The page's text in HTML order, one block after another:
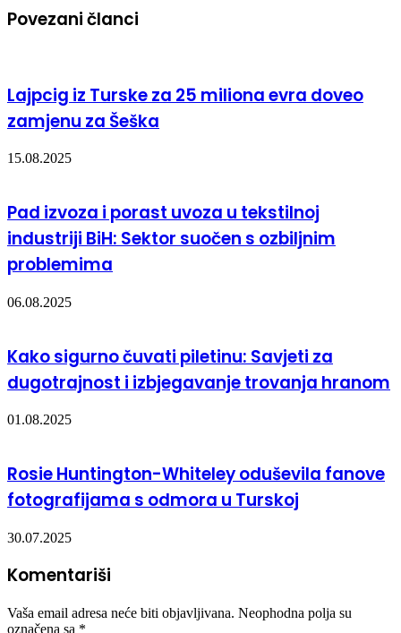
Povezani članci
Lajpcig iz Turske za 25 miliona evra doveo
zamjenu za Šeška
15.08.2025
Pad izvoza i porast uvoza u tekstilnoj
industriji BiH: Sektor suočen s ozbiljnim
problemima
06.08.2025
Kako sigurno čuvati piletinu: Savjeti za
dugotrajnost i izbjegavanje trovanja hranom
01.08.2025
Rosie Huntington-Whiteley oduševila fanove
fotografijama s odmora u Turskoj
30.07.2025
Komentariši
Vaša email adresa neće biti objavljivana. Neophodna polja su
označena sa *